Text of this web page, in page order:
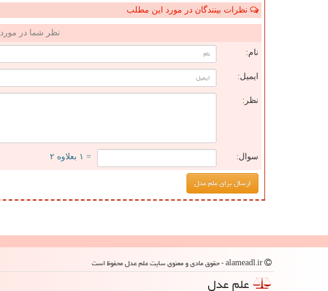
نظرات بینندگان در مورد این مطلب
نظر شما در
نام:
ایمیل:
نظر:
سوال: = ۱ بعلاوه ۲
علم عدل